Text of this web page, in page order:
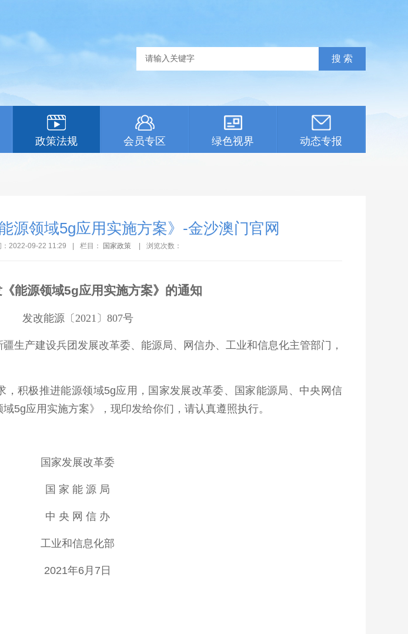
政策法规 会员专区 绿色视界 动态专报
源领域5g应用实施方案》-金沙澳门官网
：2022-09-22 11:29 栏目： 国家政策 浏览次数：
能源领域5g应用实施方案》的通知
发改能源〔2021〕807号
生产建设兵团发展改革委、能源局、网信办、工业和信息化主管部门，
积极推进能源领域5g应用，国家发展改革委、国家能源局、中央网信
5g应用实施方案》，现印发给你们，请认真遵照执行。
国家发展改革委
国 家 能 源 局
中 央 网 信 办
工业和信息化部
2021年6月7日